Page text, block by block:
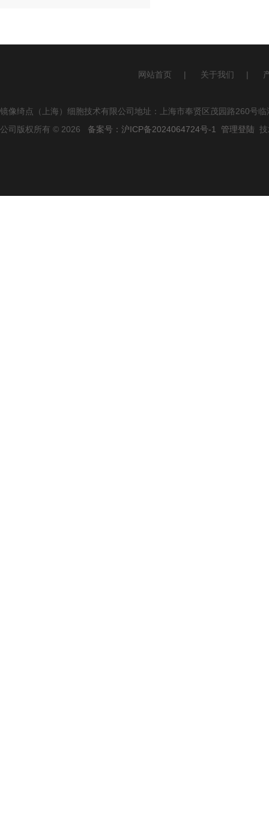
网站首页 | 关于我们 |
镜像绮点（上海）细胞技术有限公司地址：上海市奉贤区茂园路260号
公司版权所有 © 2026 备案号：沪ICP备2024064724号-1 管理登陆